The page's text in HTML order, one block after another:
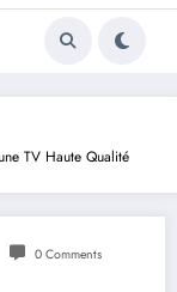
TV Haute Qualité
0 Comments